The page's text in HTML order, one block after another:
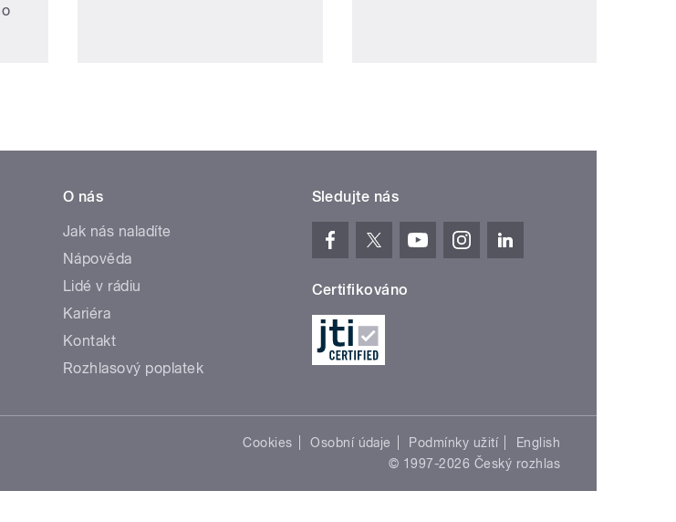
O nás
Jak nás naladíte
Nápověda
Lidé v rádiu
Kariéra
Kontakt
Rozhlasový poplatek
Sledujte nás
Certifikováno
Cookies Osobní údaje Podmínky užití
English
© 1997-2026 Český rozhlas